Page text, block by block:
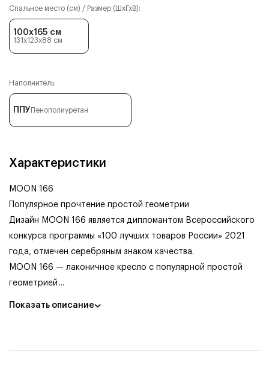
Спальное место (см) / Размер (ШхГхВ):
100x165 см
131x123x88 см
Наполнитель:
ППУ Пенополиуретан
Характеристики
MOON 166
Популярное прочтение простой геометрии
Дизайн MOON 166 является дипломантом Всероссийского
конкурса программы «100 лучших товаров России» 2021
года, отмечен серебряным знаком качества.
MOON 166 — лаконичное кресло с популярной простой
геометрией ...
Показать описание